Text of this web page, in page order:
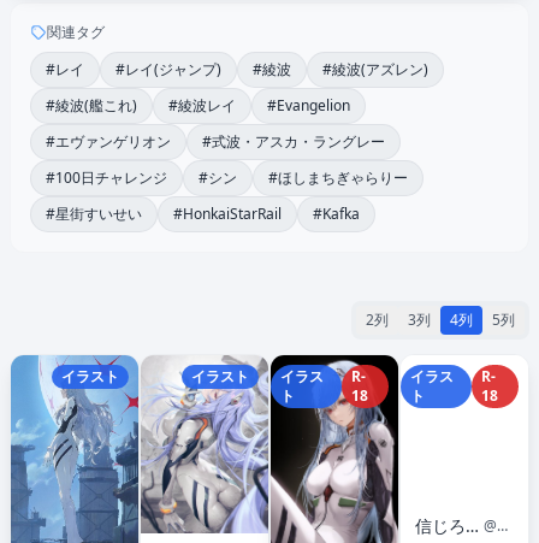
関連タグ
#レイ
#レイ(ジャンプ) #綾波
#綾波(アズレン)
#綾波(艦これ)
#綾波レイ
#Evangelion
#エヴァンゲリオン
#式波・アスカ・ラングレー
#100日チャレンジ
#シン
#ほしまちぎゃらりー
#星街すいせい
#HonkaiStarRail #Kafka
2列 3列 4列 5列
イラスト イラスト
イラス
ト
R-
18
イラス
ト
R-
18
信じろのらくがき置き場
@shnjr4545